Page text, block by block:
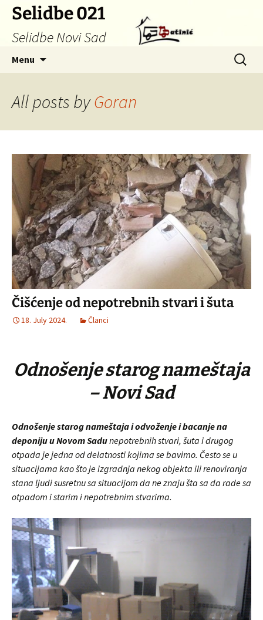
Skip
content
Selidbe 021
Selidbe Novi Sad
Menu
Search
for:
All posts byGoran
Čišćenje od nepotrebnih stvari i šuta
18. July 2024. Članci
Odnošenje starog nameštaja
– Novi Sad
Odnošenje starog nameštaja i odvoženje i bacanje na
deponiju u Novom Sadunepotrebnih stvari, šuta i drugog
otpada je jedna od delatnosti kojima se bavimo. Često se u
situacijama kao što je izgradnja nekog objekta ili renoviranja
stana ljudi susretnu sa situacijom da ne znaju šta sa da rade sa
otpadom i starim i nepotrebnim stvarima.